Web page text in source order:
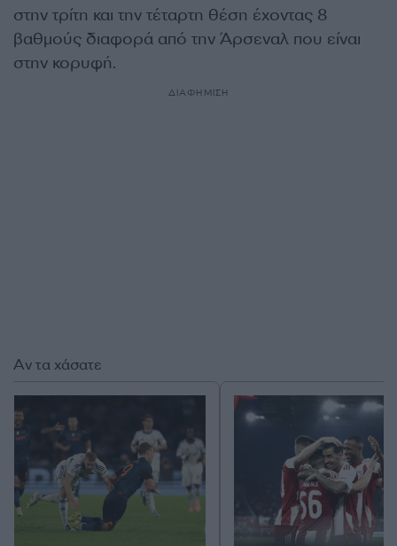
στην τρίτη και την τέταρτη θέση έχοντας 8
βαθμούς διαφορά από την Άρσεναλ που είναι
στην κορυφή.
ΔΙΑΦΗΜΙΣΗ
Αν τα χάσατε